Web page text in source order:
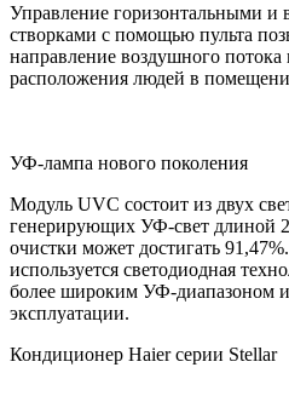
Управление горизонтальными
створками с помощью пульта
направление воздушного потока
расположения людей в
УФ-лампа нового поколения
Модуль UVC состоит из двух
генерирующих УФ-свет длиной
очистки может достигать
используется светодиодная
более широким УФ-диапазоном
эксплуатации.
Кондиционер Haier серии Stellar